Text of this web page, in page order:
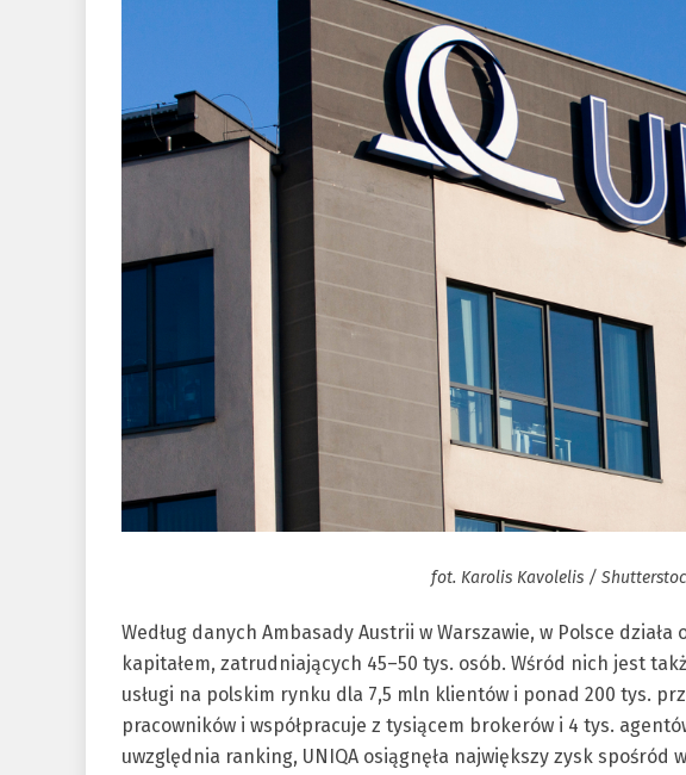
fot. Karolis Kavolelis /
Według danych Ambasady Austrii w Warszawie, w Polsce
kapitałem, zatrudniających 45–50 tys. osób. Wśród nich jest
usługi na polskim rynku dla 7,5 mln klientów i ponad 200 tys.
pracowników i współpracuje z tysiącem brokerów i 4 tys.
uwzględnia ranking, UNIQA osiągnęła największy zysk